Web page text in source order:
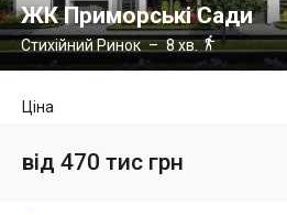
ЖК Приморські Сади
Стихійний Ринок– 8 хв.
Ціна
від 470 тис грн